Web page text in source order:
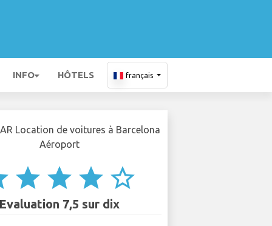
INFO HÔTELS français
star star star star_border
Evaluation 7,5 sur dix